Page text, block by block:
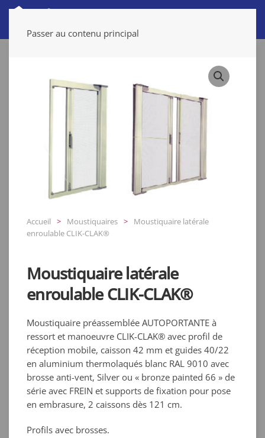
Passer au contenu principal
Accueil Moustiquaires
Moustiquaire latérale
enroulable CLIK-CLAK®
Moustiquaire latérale
enroulable CLIK-CLAK®
Moustiquaire préassemblée AUTOPORTANTE à
ressort et manoeuvre CLIK-CLAK® avec profil de
réception mobile, caisson 42 mm et guides 40/22
en aluminium thermolaqués blanc RAL 9010 avec
brosse anti-vent, Silver ou « bronze painted 66 » de
série avec FREIN et supports de fixation pour pose
en embrasure, 2 caissons dès 121 cm.
Profils avec brosses.